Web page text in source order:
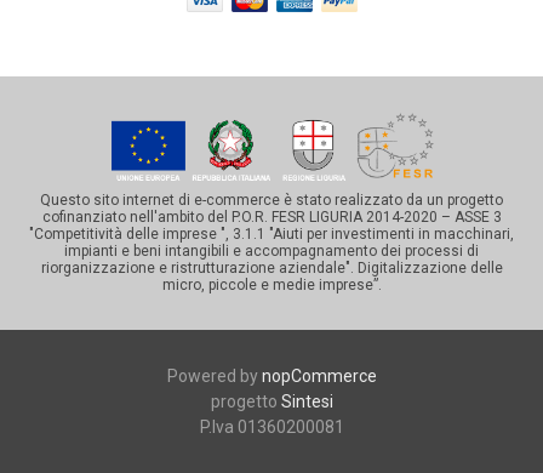
Questo sito internet di e-commerce è stato realizzato da un progetto
cofinanziato nell'ambito del P.O.R. FESR LIGURIA 2014-2020 – ASSE 3
"Competitività delle imprese ", 3.1.1 "Aiuti per investimenti in macchinari,
impianti e beni intangibili e accompagnamento dei processi di
riorganizzazione e ristrutturazione aziendale". Digitalizzazione delle
micro, piccole e medie imprese”.
Powered bynopCommerce
progetto Sintesi
P.Iva 01360200081